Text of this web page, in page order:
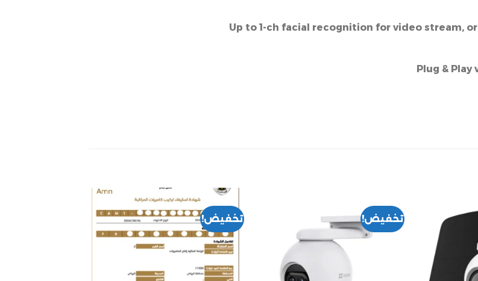
Up to 1-ch facial recognition for video stream,
Plug &
تخفيض! تخفيض!